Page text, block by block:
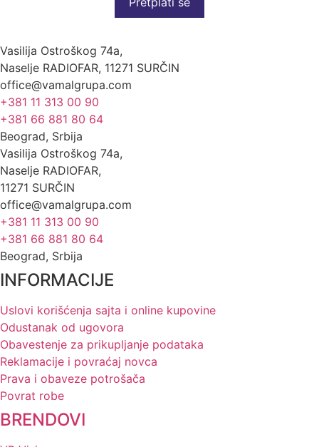
Vasilija Ostroškog 74a,
Naselje RADIOFAR, 11271 SURČIN
office@vamalgrupa.com
+381 11 313 00 90
+381 66 881 80 64
Beograd, Srbija
Vasilija Ostroškog 74a,
Naselje RADIOFAR,
11271 SURČIN
office@vamalgrupa.com
+381 11 313 00 90
+381 66 881 80 64
Beograd, Srbija
INFORMACIJE
Uslovi korišćenja sajta i online kupovine
Odustanak od ugovora
Obavestenje za prikupljanje podataka
Reklamacije i povraćaj novca
Prava i obaveze potrošača
Povrat robe
BRENDOVI